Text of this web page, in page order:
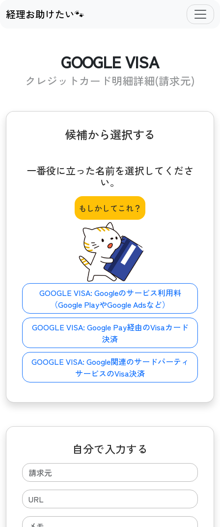
経理お助けたい🐾
GOOGLE VISA
クレジットカード明細詳細(請求元)
候補から選択する
一番役に立った名前を選択してくださ
い。
もしかしてこれ？
GOOGLE VISA: Googleのサービス利用料
（Google PlayやGoogle Adsなど）
GOOGLE VISA: Google Pay経由のVisaカード
決済
GOOGLE VISA: Google関連のサードパーティ
サービスのVisa決済
自分で入力する